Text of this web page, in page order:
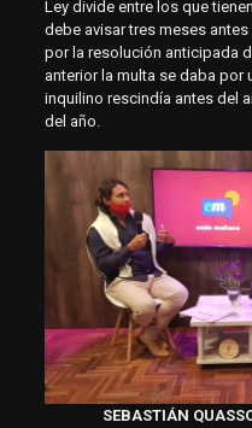
Ley divide entre los que
debe avisar tres meses
por la resolución anticipada
anterior la multa se daba por
inquilino rescindía antes del
del año.
SEBASTIÁN